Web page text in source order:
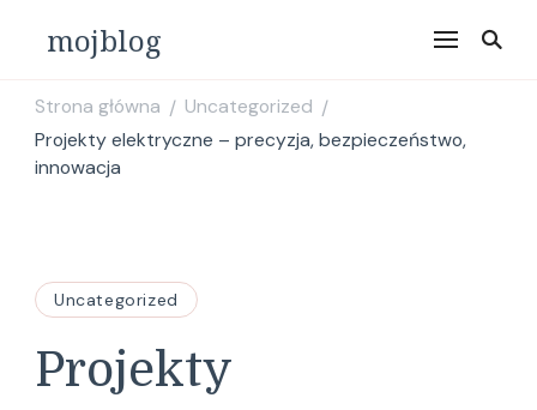
mojblog
Strona główna / Uncategorized /
Projekty elektryczne – precyzja, bezpieczeństwo,
innowacja
Uncategorized
Projekty